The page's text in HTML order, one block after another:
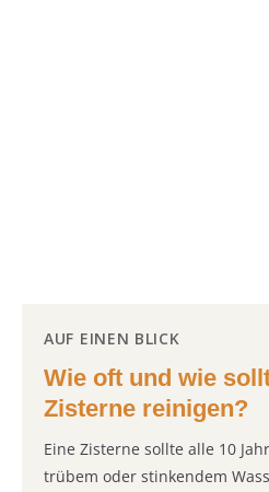
AUF EINEN BLICK
Wie oft und wie
Zisterne reinigen?
Eine Zisterne sollte alle 10
trübem oder stinkendem